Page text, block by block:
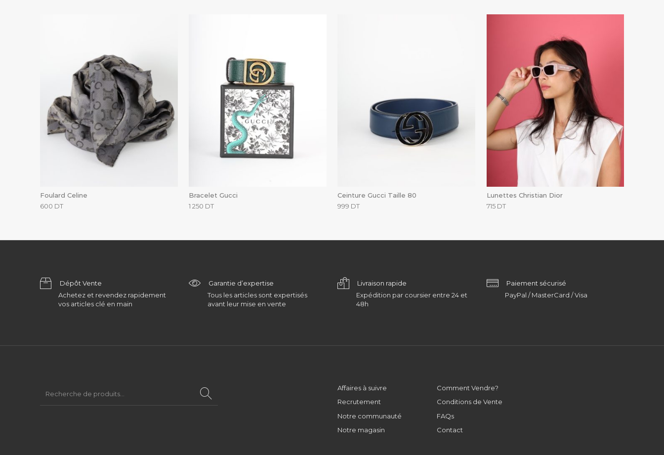
Foulard Celine
600 DT
Bracelet Gucci
1 250 DT
Ceinture Gucci Taille 80
999 DT
Lunettes Christian Dior
715 DT
Dépôt Vente
Achetez et revendez rapidement
vos articles clé en main
Garantie d’expertise
Tous les articles sont expertisés
avant leur mise en vente
Livraison rapide
Expédition par coursier entre 24 et
48h
Paiement sécurisé
PayPal / MasterCard / Visa
Affaires à suivre
Recrutement
Notre communauté
Notre magasin
Comment Vendre?
Conditions de Vente
FAQs
Contact